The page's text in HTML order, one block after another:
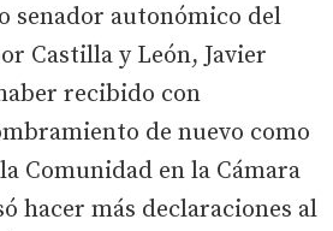
senador autonómico del
Castilla y León, Javier
recibido con
de nuevo como
Comunidad en la Cámara
hacer más declaraciones al